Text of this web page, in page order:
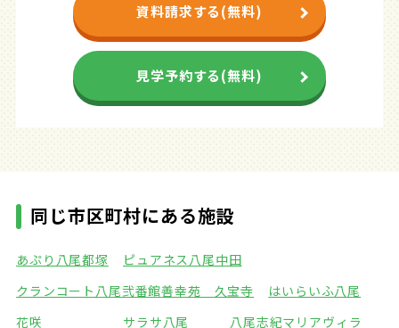
資料請求する(無料)
見学予約する(無料)
同じ市区町村にある施設
あぷり八尾都塚
ピュアネス八尾中田
クランコート八尾弐番館善幸苑 久宝寺
はいらいふ八尾
花咲
サラサ八尾
八尾志紀マリアヴィラ